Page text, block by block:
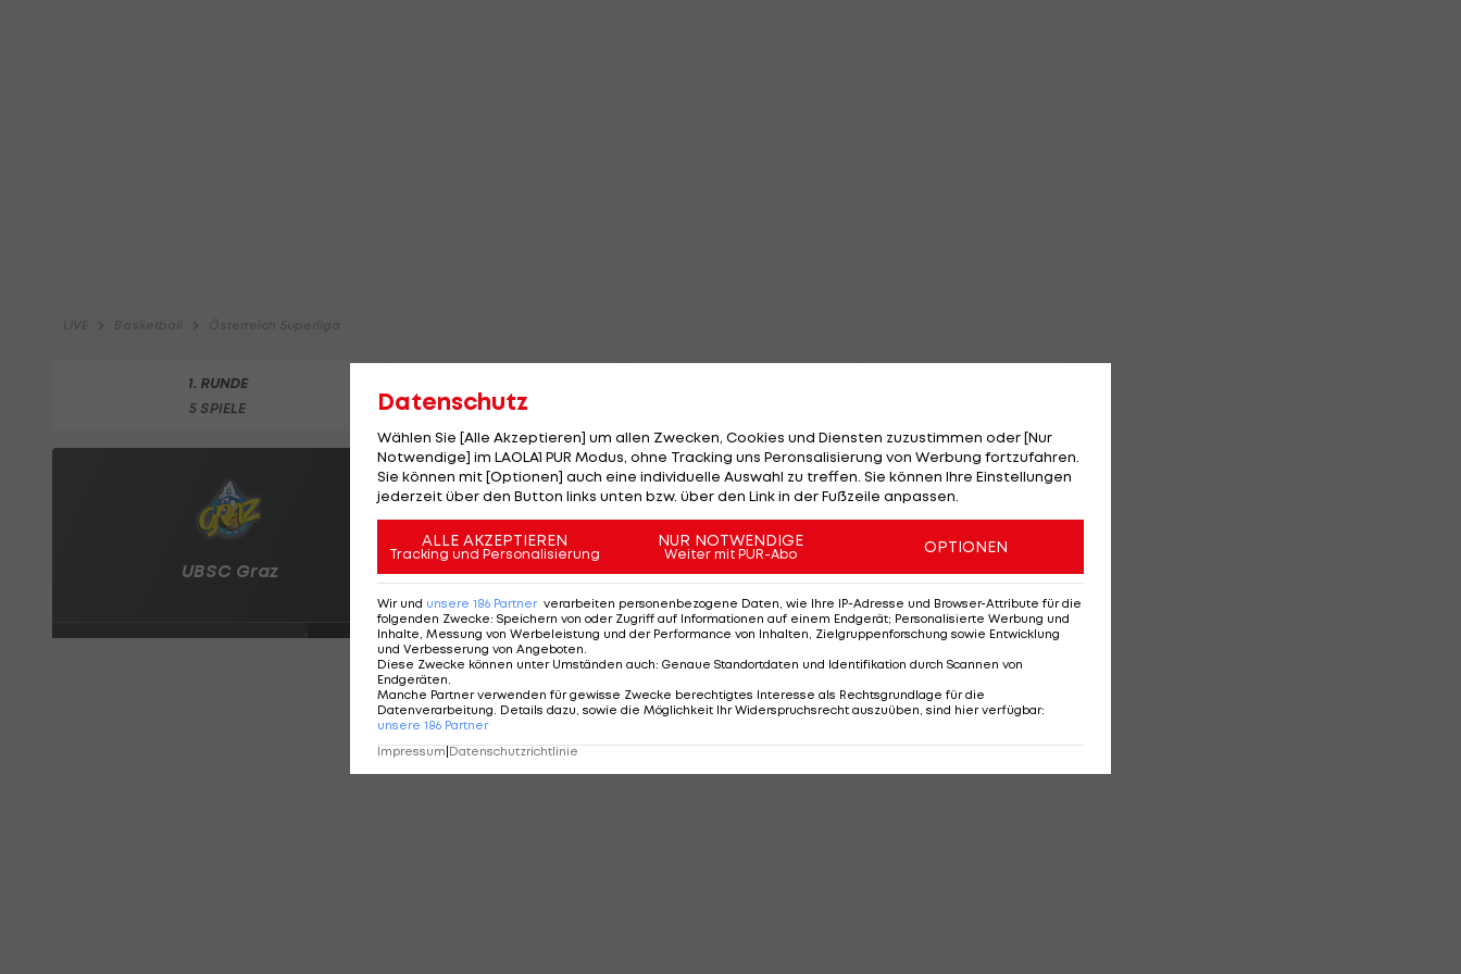
Datenschutz
Wählen Sie [Alle Akzeptieren] um allen Zwecken, Cookies und Diensten zuzustimmen oder [Nur
Notwendige] im LAOLA1 PUR Modus, ohne Tracking uns Peronsalisierung von Werbung fortzufahren.
Sie können mit [Optionen] auch eine individuelle Auswahl zu treffen. Sie können Ihre Einstellungen
jederzeit über den Button links unten bzw. über den Link in der Fußzeile anpassen.
ALLE AKZEPTIEREN
Tracking und Personalisierung
NUR NOTWENDIGE
Weiter mit PUR-Abo OPTIONEN
Wir und unsere 186 Partner verarbeiten personenbezogene Daten, wie Ihre IP-Adresse und Browser-Attribute für die
folgenden Zwecke: Speichern von oder Zugriff auf Informationen auf einem Endgerät; Personalisierte Werbung und
Inhalte, Messung von Werbeleistung und der Performance von Inhalten, Zielgruppenforschung sowie Entwicklung
und Verbesserung von Angeboten
Diese Zwecke können unter Umständen auch: Genaue Standortdaten und Identifikation durch Scannen von
Endgeräten
Manche Partner verwenden für gewisse Zwecke berechtigtes Interesse als Rechtsgrundlage für die
Datenverarbeitung. Details dazu, sowie die Möglichkeit Ihr Widerspruchsrecht auszuüben, sind hier verfügbar:
unsere 186 Partner
Impressum|Datenschutzrichtlinie